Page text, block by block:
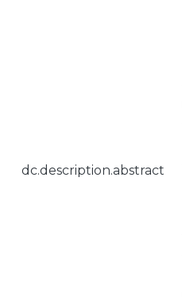
dc.description.abstract